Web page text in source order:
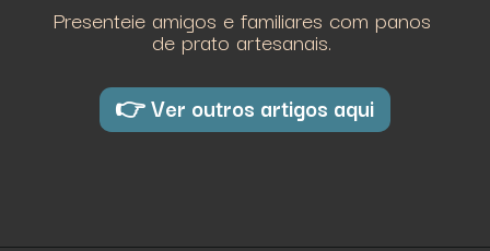
Presenteie amigos e familiares com panos
de prato artesanais.
👉 Ver outros artigos aqui